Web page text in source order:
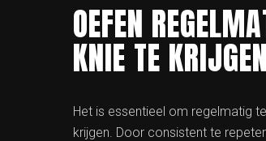
OEFEN
KNIE TE
Het is essentieel om regelmatig
krijgen. Door consistent te